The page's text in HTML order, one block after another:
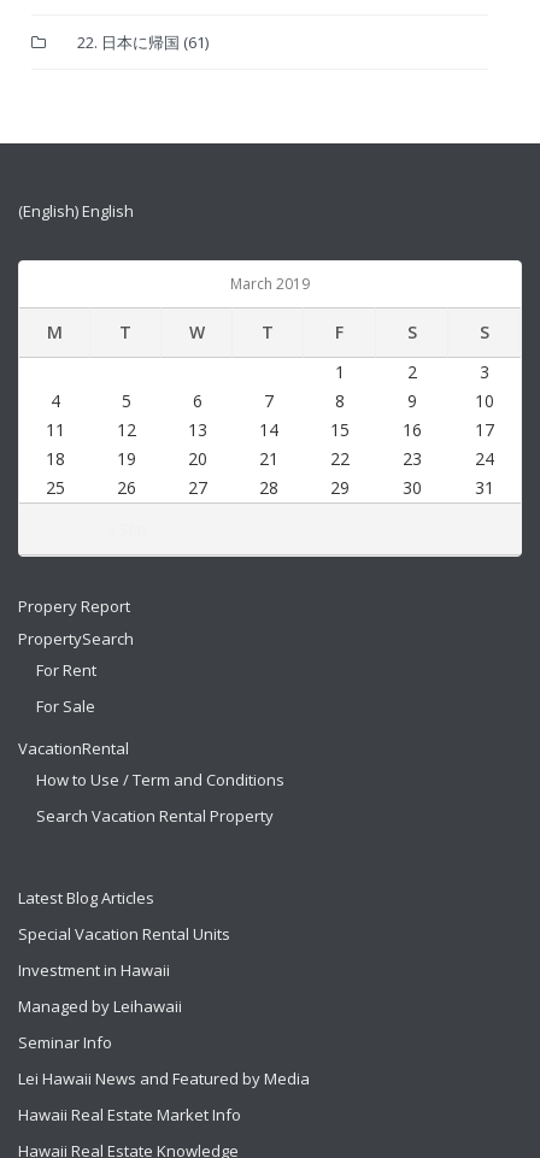
22. 日本に帰国 (61)
(English) English
March 2019
M T W T F S S
1 2
3
4
5 6 7 8 9
10
11
12 13 14 15 16
17
18
19 20 21 22 23
24
25
26 27 28 29 30 31
Propery Report
PropertySearch
For Rent
For Sale
VacationRental
How to Use / Term and Conditions
Search Vacation Rental Property
Latest Blog Articles
Special Vacation Rental Units
Investment in Hawaii
Managed by Leihawaii
Seminar Info
Lei Hawaii News and Featured by Media
Hawaii Real Estate Market Info
Hawaii Real Estate Knowledge